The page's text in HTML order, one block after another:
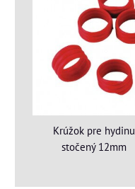
Krúžok pre hydinu
stočený 12mm